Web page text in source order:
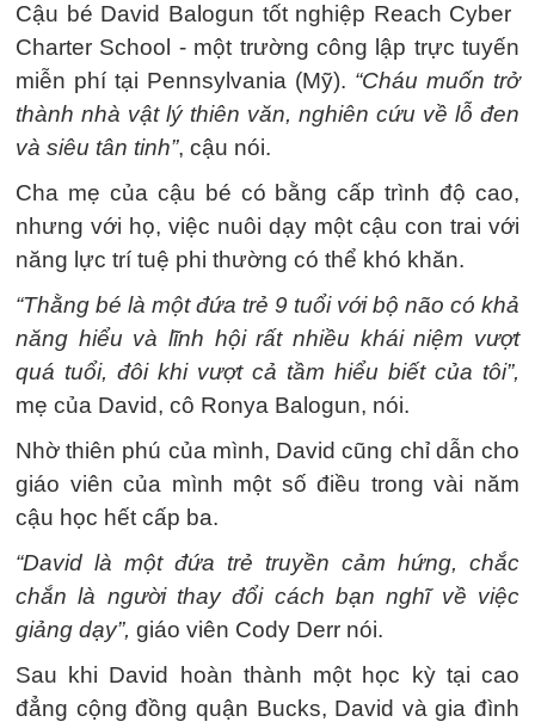
Cậu bé David Balogun tốt nghiệp Reach Cyber ​​
Charter School - một trường công lập trực tuyến
miễn phí tại Pennsylvania (Mỹ). “Cháu muốn trở
thành nhà vật lý thiên văn, nghiên cứu về lỗ đen
và siêu tân tinh”, cậu nói.
Cha mẹ của cậu bé có bằng cấp trình độ cao,
nhưng với họ, việc nuôi dạy một cậu con trai với
năng lực trí tuệ phi thường có thể khó khăn.
“Thằng bé là một đứa trẻ 9 tuổi với bộ não có khả
năng hiểu và lĩnh hội rất nhiều khái niệm vượt
quá tuổi, đôi khi vượt cả tầm hiểu biết của tôi”,
mẹ của David, cô Ronya Balogun, nói.
Nhờ thiên phú của mình, David cũng chỉ dẫn cho
giáo viên của mình một số điều trong vài năm
cậu học hết cấp ba.
“David là một đứa trẻ truyền cảm hứng, chắc
chắn là người thay đổi cách bạn nghĩ về việc
giảng dạy”, giáo viên Cody Derr nói.
Sau khi David hoàn thành một học kỳ tại cao
đẳng cộng đồng quận Bucks, David và gia đình